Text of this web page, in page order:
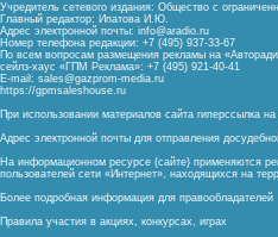
Учредитель сетевого издания: Общество с
Главный редактор: Ипатова И.Ю.
Адрес электронной почты: info@aradio.ru
Номер телефона редакции: +7 (495) 937-33-67
По всем вопросам размещения рекламы на
сейлз-хаус «ГПМ Реклама»: +7 (495) 921-40-41
E-mail: sales@gazprom-media.ru
https://gpmsaleshouse.ru
При использовании материалов сайта гиперссылка на
Адрес электронной почты для отправления
На информационном ресурсе (сайте) применяются
пользователей сети «Интернет», находящихся на
Более подробная информация для правообладателей
Правила участия в акциях, конкурсах, играх